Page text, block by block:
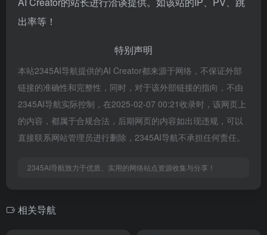
出率等！
特别声明
本站2345AI导航提供的AI Creator都来源于网络，不保证外部
链接的准确性和完整性，同时，对于该外部链接的指向，不由
2345AI导航实际控制，在2025-02-07 00:21收录时，该网页上
的内容，都属于合规合法，后期网页的内容如出现违规，可以
直接联系网站管理员进行删除，2345AI导航不承担任何责任。
2345AI导航致力于优质、实用的网络站点资源收集与分享！
相关导航